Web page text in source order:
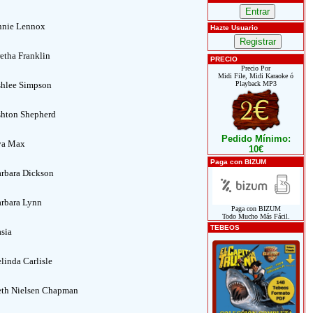
Lennox
Franklin
Simpson
Shepherd
Max
Dickson
Lynn
Carlisle
Nielsen Chapman
Hazte Usuario
PRECIO
Precio Por
Midi File, Midi Karaoke ó
Playback MP3
Pedido Mínimo:
10€
Paga con BIZUM
Paga con BIZUM
Todo Mucho Más Fácil.
TEBEOS